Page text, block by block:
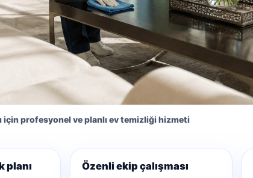
için profesyonel ve planlı ev temizliği hizmeti
planı Özenli ekip çalışması